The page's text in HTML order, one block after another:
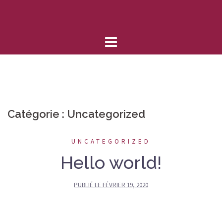
Catégorie : Uncategorized
UNCATEGORIZED
Hello world!
PUBLIÉ LE FÉVRIER 19, 2020